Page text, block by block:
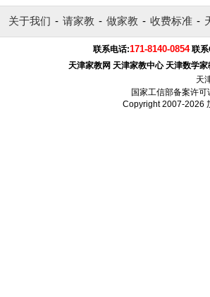
关于我们 - 请家教 - 做家教 - 收费标准 -
联系电话:171-8140-0854 联
天津家教网 天津家教中心 天津数学家
天
国家工信部备案许可
Copyright 2007-2026